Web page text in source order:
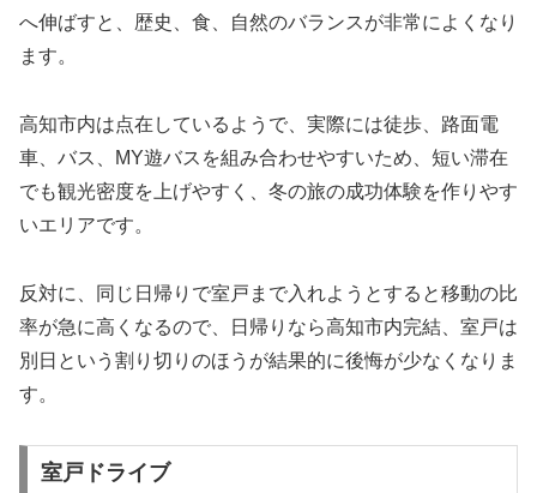
へ伸ばすと、歴史、食、自然のバランスが非常によくなり
ます。
高知市内は点在しているようで、実際には徒歩、路面電
車、バス、MY遊バスを組み合わせやすいため、短い滞在
でも観光密度を上げやすく、冬の旅の成功体験を作りやす
いエリアです。
反対に、同じ日帰りで室戸まで入れようとすると移動の比
率が急に高くなるので、日帰りなら高知市内完結、室戸は
別日という割り切りのほうが結果的に後悔が少なくなりま
す。
室戸ドライブ